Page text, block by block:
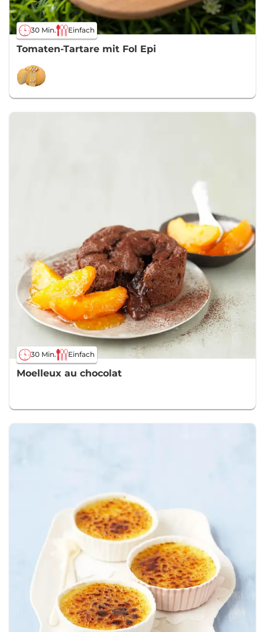
30 Min. Einfach
Tomaten-Tartare mit Fol Epi
30 Min. Einfach
Moelleux au chocolat